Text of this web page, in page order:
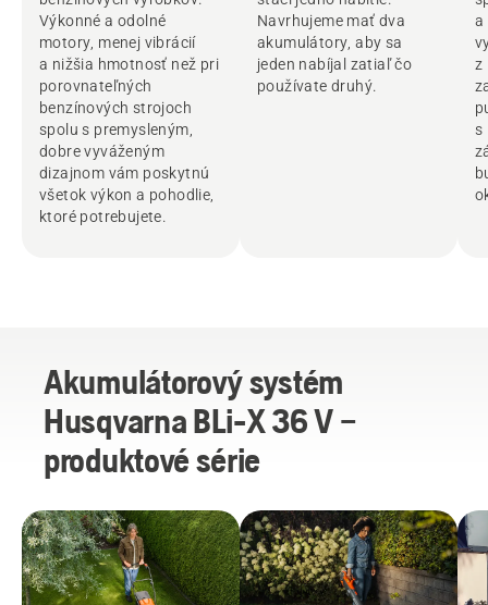
Výkonné a odolné
motory, menej vibrácií
a nižšia hmotnosť než pri
porovnateľných
benzínových strojoch
spolu s premysleným,
dobre vyváženým
dizajnom vám poskytnú
všetok výkon a pohodlie,
ktoré potrebujete.
Navrhujeme mať dva
akumulátory, aby sa
jeden nabíjal zatiaľ čo
používate druhý.
a
z
s
Akumulátorový systém
Husqvarna BLi-X 36 V –
produktové série